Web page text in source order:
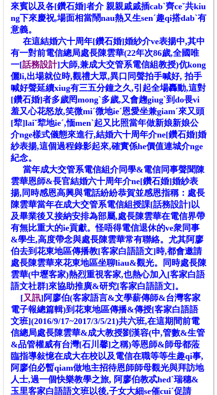
來賓以及各[鑽石婚]者介 親親戚戚插cabˋ齊ceˇ共kiu
ng下來慶祝,場面相當鬧nau熱又生senˊ趣qi搭dabˋ有
意義。
在這結婚六十周年[鑽石婚]婚紗介ve表揚中,其中
有一對前電信總局處長陳雲華(22年次86歲,全國唯
一[話務設計]大師,兼成大交管系電信組教授)伉kong
儷li,出場就位時,觀禮大眾,異口同聲拍手喊好, 拍手
喊好聲延續xiug有三五分鐘之久,引起全場轟動,這對
[鑽石婚]者多歲罔mongˋ多歲,又會趜giugˋ到do畏vi
羞又心花怒放,笑微miˊ微地ieˊ恩愛坐兼giamˊ來又頭
[犂]laiˇ犂地ieˊ,愐menˋ起又比照當年做新娘新娘公
介nge樣式儀態來進行,結婚六十周年介ne[鑽石婚]婚
紗表揚,這個過程錄影起來,確實係he價值連城介nge
紀念。
當年成大交管系電信組介同學&電信同事聲聞陳
雲華恩師&長官結婚六十周年介ne[鑽石婚]婚紗表
揚,同時感恩高興與電話紛紛恭賀並感恩指稱：處長
陳雲華當年在成大交管系電信組授課[話務設計]以
及畢業後又接納安排為部屬,處長陳雲華在電信界帶
有無比重大的ie貢獻。怪唔得電信退休的ve衆同事
&學生,高度帶念與處長陳雲華常有聯絡。尤其阿廖
伯去到花東地區傳播教[客家白語語文]時,都會邀請
處長陳雲華來花東地區坐聊liau&觀光。同時處長陳
雲華(中壢客家)熱烈重視客家,也熱心加入[客家白語
語文社群]來協助推廣&研究[客家白語語文]。
[又訊] 阿廖伯(客家語言&文學薪傳師&台灣客家
電子報總篇輯)到花東地區傳播&傳授[客家白語語
文班](2016/9/17~2017/3/5/21)共六班,在這期間前電
信總局處長陳雲華&成大教授劉漢容(中,管數&生管
&品管權威有台灣[石川馨]之稱)等恩師&師母都蒞
臨指導敍憶在成大在校以及電信在職等等生趣qi事,
阿廖伯必暫qiam做地主招待恩師師母觀光與拜訪地
人士,過一個快樂教學之旅, 阿廖伯教忒hedˋ瑞穗&
玉里客家白語語文班以後,子女大細se催cuiˊ促請